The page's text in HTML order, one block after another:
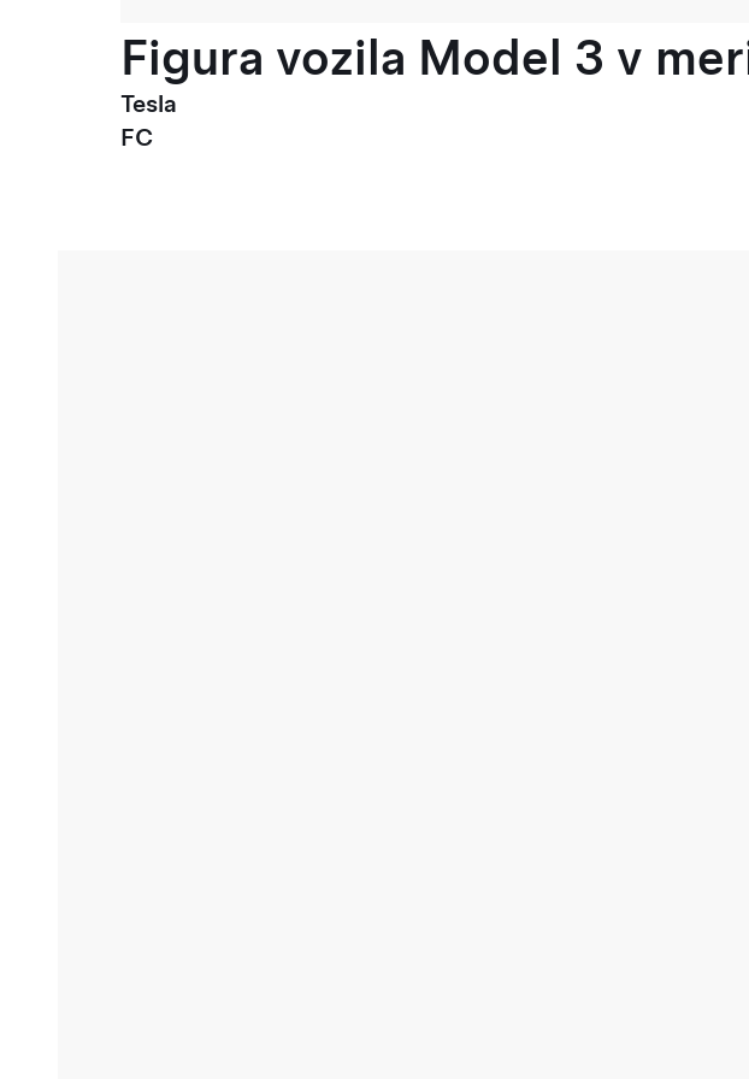
Figura vozila Model 3 v
Tesla
FC